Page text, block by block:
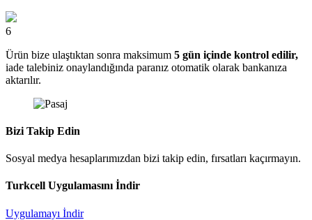
6
Ürün bize ulaştıktan sonra maksimum 5 gün içinde kontrol edilir,
iade talebiniz onaylandığında paranız otomatik olarak bankanıza
aktarılır.
Bizi Takip Edin
Sosyal medya hesaplarımızdan bizi takip edin, fırsatları kaçırmayın.
Turkcell Uygulamasını İndir
Uygulamayı İndir